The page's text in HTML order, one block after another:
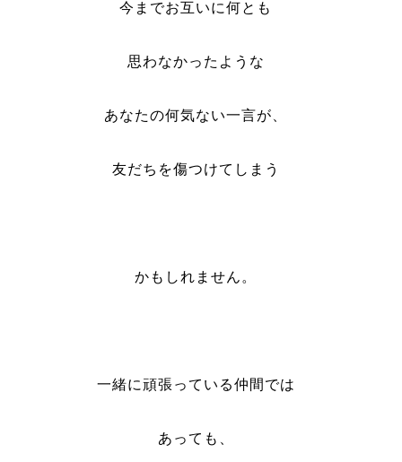
今までお互いに何とも
思わなかったような
あなたの何気ない一言が、
友だちを傷つけてしまう
かもしれません。
一緒に頑張っている仲間では
あっても、